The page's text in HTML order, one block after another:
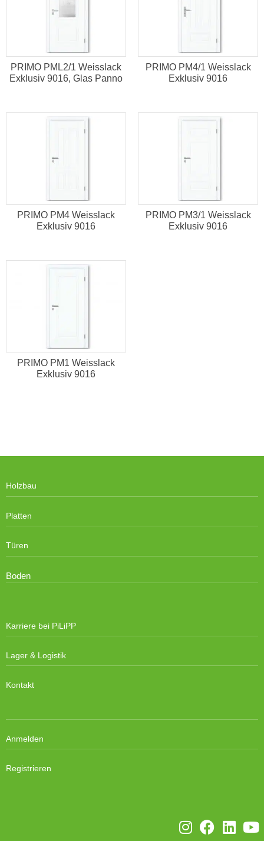
PRIMO PML2/1 Weisslack
Exklusiv 9016, Glas Panno
PRIMO PM4/1 Weisslack
Exklusiv 9016
PRIMO PM4 Weisslack
Exklusiv 9016
PRIMO PM3/1 Weisslack
Exklusiv 9016
PRIMO PM1 Weisslack
Exklusiv 9016
Holzbau
Platten
Türen
Boden
Karriere bei PiLiPP
Lager & Logistik
Kontakt
Anmelden
Registrieren